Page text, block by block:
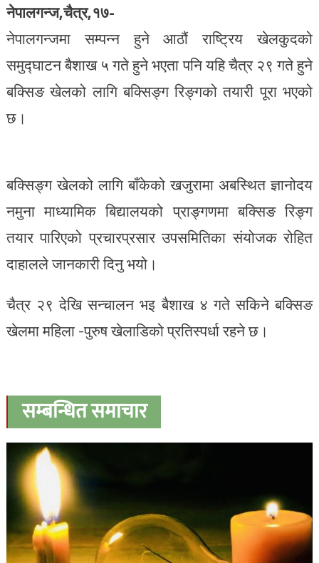
नेपालगन्ज,चैत्र,१७-
नेपालगन्जमा सम्पन्न हुने आठौं राष्ट्रिय खेलकुदको
समुद्घाटन बैशाख ५ गते हुने भएता पनि यहि चैत्र २९ गते हुने
बक्सिङ खेलको लागि बक्सिङ्ग रिङ्गको तयारी पूरा भएको
छ।
बक्सिङ्ग खेलको लागि बाँकेको खजुरामा अबस्थित ज्ञानोदय
नमुना माध्यामिक बिद्यालयको प्राङ्गणमा बक्सिङ रिङ्ग
तयार पारिएको प्रचारप्रसार उपसमितिका संयोजक रोहित
दाहालले जानकारी दिनु भयो।
चैत्र २९ देखि सन्चालन भइ बैशाख ४ गते सकिने बक्सिङ
खेलमा महिला -पुरुष खेलाडिको प्रतिस्पर्धा रहने छ।
सम्बन्धित समाचार